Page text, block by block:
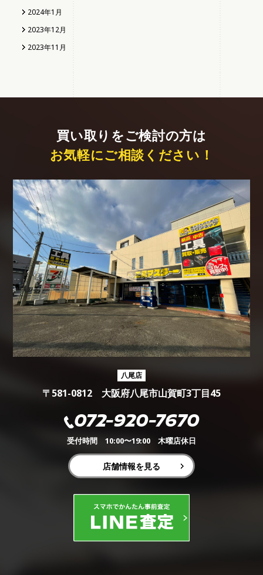
2024年1月
2023年12月
2023年11月
買い取りをご検討の方は
お気軽にご相談ください！
八尾店
〒581-0812 大阪府八尾市山賀町3丁目45
072-920-7670
受付時間 10:00〜19:00 木曜店休日
店舗情報を見る